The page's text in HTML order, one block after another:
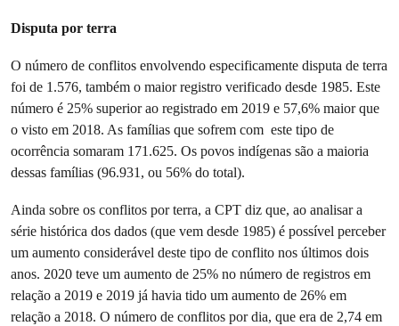
Disputa por terra
O número de conflitos envolvendo especificamente disputa de terra
foi de 1.576, também o maior registro verificado desde 1985. Este
número é 25% superior ao registrado em 2019 e 57,6% maior que
o visto em 2018. As famílias que sofrem com este tipo de
ocorrência somaram 171.625. Os povos indígenas são a maioria
dessas famílias (96.931, ou 56% do total).
Ainda sobre os conflitos por terra, a CPT diz que, ao analisar a
série histórica dos dados (que vem desde 1985) é possível perceber
um aumento considerável deste tipo de conflito nos últimos dois
anos. 2020 teve um aumento de 25% no número de registros em
relação a 2019 e 2019 já havia tido um aumento de 26% em
relação a 2018. O número de conflitos por dia, que era de 2,74 em